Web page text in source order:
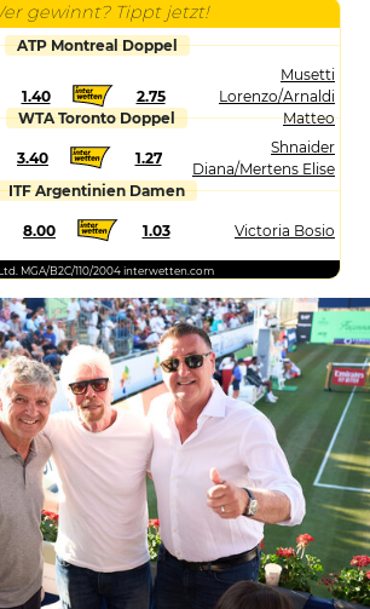
gewinnt? Tippt jetzt!
ATP Montreal Doppel
1.40 2.75
Musetti
Lorenzo/Arnaldi
Matteo
WTA Toronto Doppel
3.40 1.27
Shnaider
Diana/Mertens Elise
ITF Argentinien Damen
8.00 1.03 Victoria Bosio
MGA/B2C/110/2004 interwetten.com